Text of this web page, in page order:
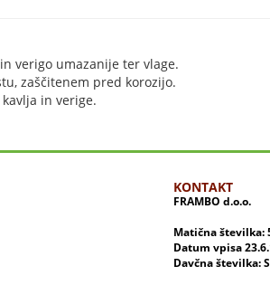
verigo umazanije ter vlage.
zaščitenem pred korozijo.
in verige.
KONTAKT
FRAMBO d.o.o.
Matična številka:
Datum vpisa
Davčna številka: